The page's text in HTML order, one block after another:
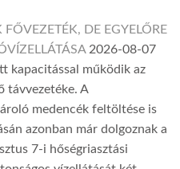
DE EGYELŐRE
2026-08-07
kapacitással működik az
távvezetéke. A
medencék feltöltése is
azonban már dolgoznak a
7-i hőségriasztási